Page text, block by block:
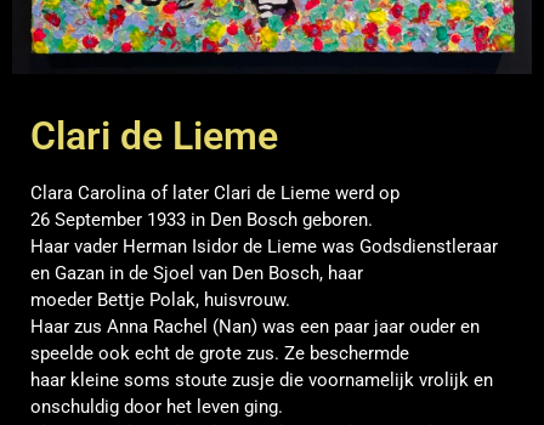
Clari de Lieme
Clara Carolina of later Clari de Lieme werd op
26 September 1933 in Den Bosch geboren.
Haar vader Herman Isidor de Lieme was Godsdienstleraar
en Gazan in de Sjoel van Den Bosch, haar
moeder Bettje Polak, huisvrouw.
Haar zus Anna Rachel (Nan) was een paar jaar ouder en
speelde ook echt de grote zus. Ze beschermde
haar kleine soms stoute zusje die voornamelijk vrolijk en
onschuldig door het leven ging.